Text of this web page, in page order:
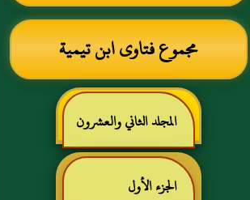
مجموع فتاوى ابن تيمية
المجلد الثاني والعشرون
الجزء الأول